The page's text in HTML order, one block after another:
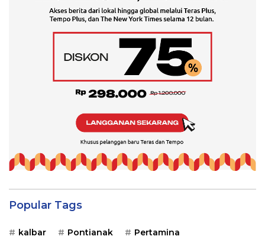
Popular Tags
kalbar Pontianak Pertamina